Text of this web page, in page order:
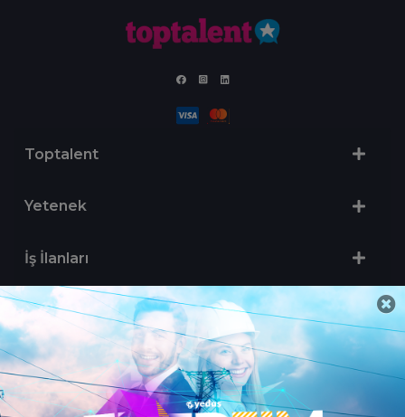
Toptalent
Yetenek
İş İlanları
Sertifika Programları
Yetenek Testleri